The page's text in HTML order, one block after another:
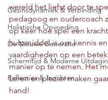
Gezinsdynamiek & Verbinding
Holistische Opvoeding
De Nieuwe Generatie
Schermtijd & Moderne
Reflecties & Inzichten
wereld het liefst door te
pedagoog en oudercoach
op keer hoe spel een
hulpmiddel is om kennis en
vaardigheden op een
manier op te nemen. Het
Leren en plezier maken
hand!